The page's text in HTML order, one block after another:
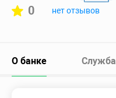
0 нет отзывов
О банке